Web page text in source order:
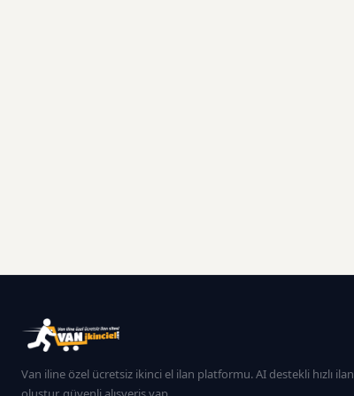
Van iline özel ücretsiz ikinci el ilan platformu. AI destekli hızlı ilan